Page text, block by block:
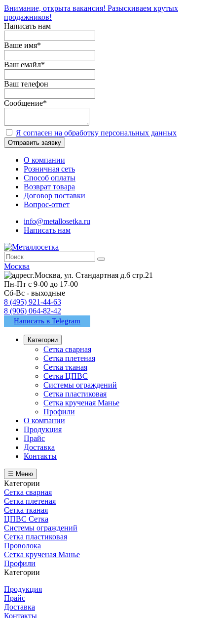
Внимание, открыта вакансия! Разыскиваем крутых
продажников!
Написать нам
Ваше имя*
Ваш емайл*
Ваш телефон
Сообщение*
Я согласен на обработку персональных данных
Отправить заявку
О компании
Розничная сеть
Способ оплаты
Возврат товара
Договор поставки
Вопрос-ответ
info@metallosetka.ru
Написать нам
Москва
г.Москва, ул. Стандартная д.6 стр.21
Пн-Пт с 9-00 до 17-00
Сб-Вс - выходные
8 (495) 921-44-63
8 (906) 064-82-42
Написать в Telegram
Категории
Сетка сварная
Сетка плетеная
Сетка тканая
Сетка ЦПВС
Системы ограждений
Сетка пластиковая
Сетка крученая Манье
Профили
О компании
Продукция
Прайс
Доставка
Контакты
☰ Меню
Категории
Сетка сварная
Сетка плетеная
Сетка тканая
ЦПВС Сетка
Системы ограждений
Сетка пластиковая
Проволока
Сетка крученая Манье
Профили
Категории
Продукция
Прайс
Доставка
Контакты